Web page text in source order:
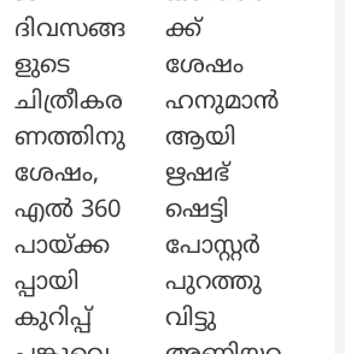
ദിവസങ്ങ
ളുടെ
ചിത്രീകര
ണത്തിനു
ശേഷം,
എൽ 360
പായ്ക്ക
പ്പായി
കുറിപ്പ്
ക്ക്
ശേഷം
ഹനുമാൻ
ആയി
ഋഷഭ്
ഷെട്ടി
പോസ്റ്റർ
പുറത്തു
വിട്ടു